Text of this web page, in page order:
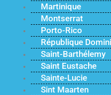
Martinique
Montserrat
Porto-Rico
République
Saint-Barthélemy
Saint Eustache
Sainte-Lucie
Sint Maarten